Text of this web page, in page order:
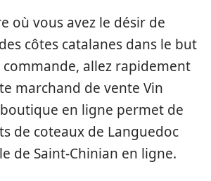
où vous avez le désir de
côtes catalanes dans le but
commande, allez rapidement
marchand de vente Vin
en ligne permet de
de coteaux de Languedoc
de Saint-Chinian en ligne.